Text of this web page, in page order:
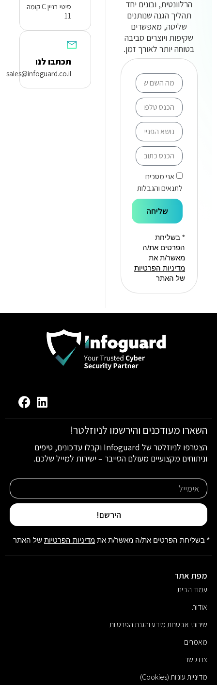
הרלוונטית, ובונים יחד
תהליך הגנה שנותנים
שליטה, מאפשרים
שקיפות ויוצרים סביבה
בטוחה יותר לאורך זמן.
אני מסכים
לתנאים והגבלות
שליחה
* בשליחת
הפרטים את/ה
מאשר/ת את
מדיניות הפרטיות
של האתר
סיטי בניין C קומה
11
תכתבו לנו
sales@infoguard.co.il
השארו מעודכנים והירשמו לניוזלטר!
הצטרפו לניוזלטר של Infoguard וקבלו עדכונים, טיפים
וניתוחים מקצועיים מעולם הסייבר – ישירות למייל שלכם.
הירשם!
* בשליחת הפרטים את/ה מאשר/ת את מדיניות הפרטיות של האתר
מפת אתר
עמוד הבית
אודות
שירותי אבטחת מידע והגנת הפרטיות
מאמרים
צרו קשר
מדיניות עוגיות (Cookies)